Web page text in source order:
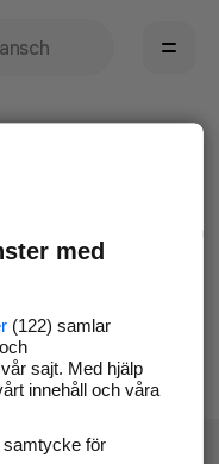
avhjälpa det.
och försök igen
med
(122) samlar
sajt. Med hjälp
innehåll och våra
för